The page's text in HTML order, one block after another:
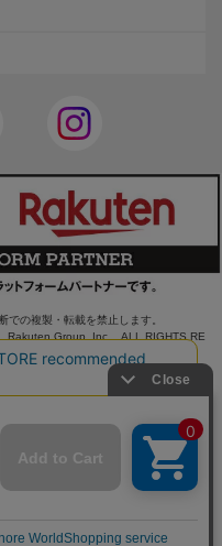
での複製・転載を禁止します。
Rakuten Group, Inc. ALL RIGHTS RE